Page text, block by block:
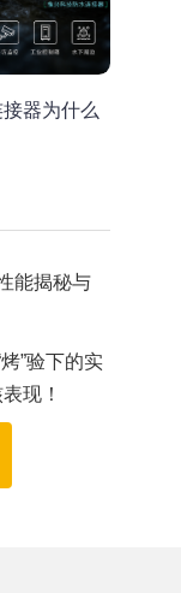
器为什么
能揭秘与
”验下的实
现！